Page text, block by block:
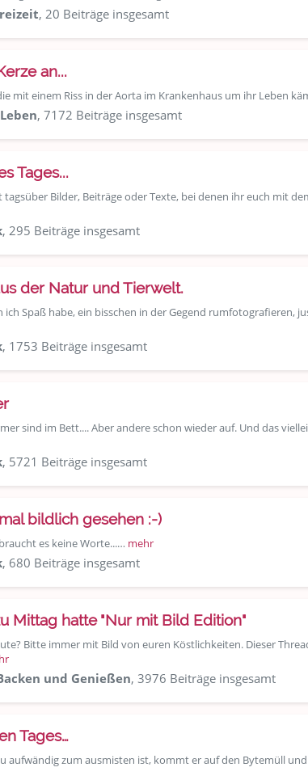
, 20 Beiträge insgesamt
an...
mit einem Riss in der Aorta im Krankenhaus um ihr Leben
, 7172 Beiträge insgesamt
Tages...
Bilder, Beiträge oder Texte, bei denen ihr euch mit
, 295 Beiträge insgesamt
der Natur und Tierwelt.
ich Spaß habe, ein bisschen in der Gegend rumfotografieren,
, 1753 Beiträge insgesamt
sind im Bett.... Aber andere schon wieder auf. Und das
, 5721 Beiträge insgesamt
bildlich gesehen :-)
es keine Worte...… mehr
, 680 Beiträge insgesamt
Mittag hatte "Nur mit Bild Edition"
Bitte immer mit Bild von euren Köstlichkeiten. Dieser
und Genießen, 3976 Beiträge insgesamt
Tages…
aufwändig zum ausmisten ist, kommt er auf den Bytemüll